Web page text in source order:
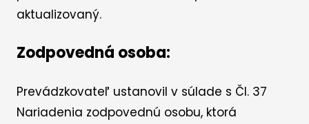
aktualizovaný.
Zodpovedná osoba:
Prevádzkovateľ ustanovil v súlade s Čl. 37
Nariadenia zodpovednú osobu, ktorá